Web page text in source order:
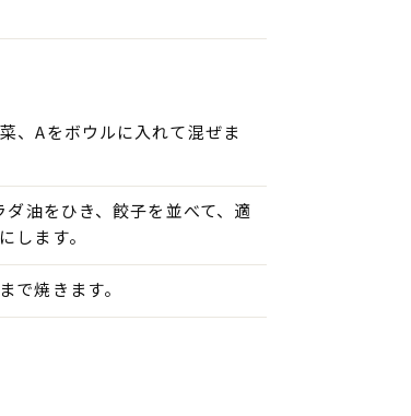
、Aをボウルに入れて混ぜま
油をひき、餃子を並べて、適
します。
で焼きます。